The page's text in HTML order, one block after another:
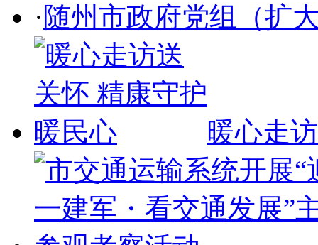
·随州市政府党组（扩
暖心走